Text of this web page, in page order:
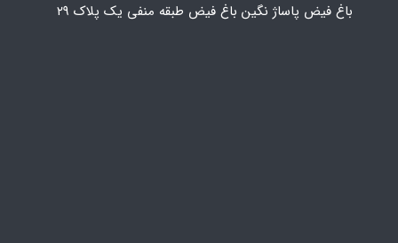
باغ فیض پاساژ نگین باغ فیض طبقه منفی یک پلاک ۲۹